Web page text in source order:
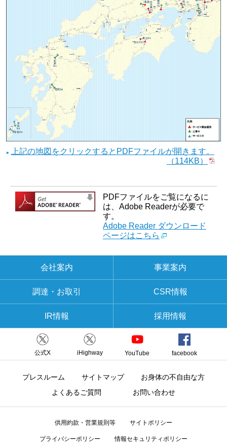
上記の地図をクリックするとPDFファイルが開きます。
（114KB）
PDFファイルをご覧になるに
は、Adobe Readerが必要で
す。
Adobe Reader ダウンロード
ページはこちら
会社案内 事業案内
調達・お取引 CSR情報
IR情報 採用情報
公式X iHighway YouTube facebook
プレスルーム サイトマップ
お身体の不自由な方
よくあるご質問
お問い合わせ
供用約款・営業規則等 サイトポリシー
プライバシーポリシー 情報セキュリティポリシー